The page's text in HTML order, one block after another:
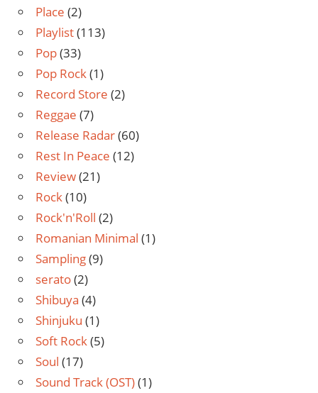
Place (2)
Playlist(113)
Pop(33)
Pop Rock(1)
Record Store (2)
Reggae (7)
Release Radar(60)
Rest In Peace (12)
Review(21)
Rock(10)
Rock'n'Roll (2)
Romanian Minimal (1)
Sampling(9)
serato(2)
Shibuya (4)
Shinjuku (1)
Soft Rock(5)
Soul (17)
Sound Track (OST)(1)